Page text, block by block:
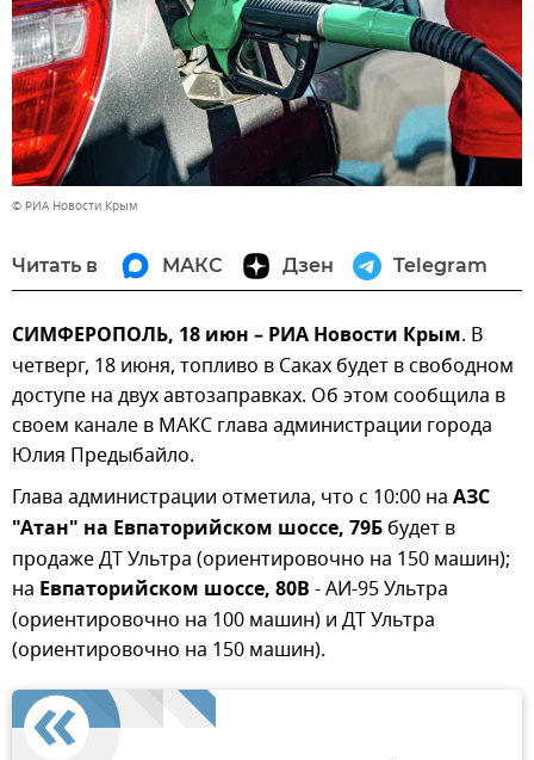
© РИА Новости Крым
Читать в МАКС Дзен Telegram
СИМФЕРОПОЛЬ, 18 июн – РИА Новости Крым. В
четверг, 18 июня, топливо в Саках будет в свободном
доступе на двух автозаправках. Об этом сообщила в
своем канале в МАКС глава администрации города
Юлия Предыбайло.
Глава администрации отметила, что с 10:00 на АЗС
"Атан" на Евпаторийском шоссе, 79Б будет в
продаже ДТ Ультра (ориентировочно на 150 машин);
на Евпаторийском шоссе, 80В - АИ-95 Ультра
(ориентировочно на 100 машин) и ДТ Ультра
(ориентировочно на 150 машин).